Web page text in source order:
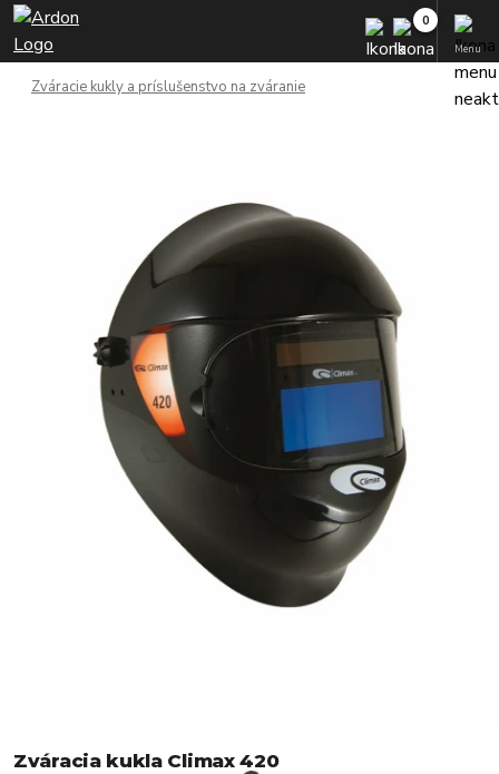
Menu
Zváracie kukly a príslušenstvo na zváranie
Zváracia kukla Climax 420